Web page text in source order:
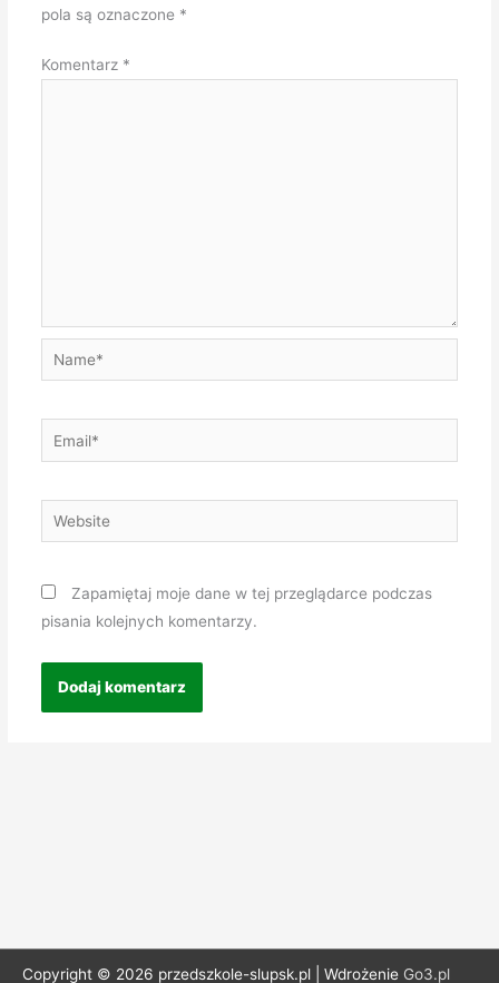
pola są oznaczone *
Komentarz *
Name*
Email*
Website
Zapamiętaj moje dane w tej przeglądarce podczas
pisania kolejnych komentarzy.
Copyright © 2026 przedszkole-slupsk.pl | Wdrożenie Go3.pl